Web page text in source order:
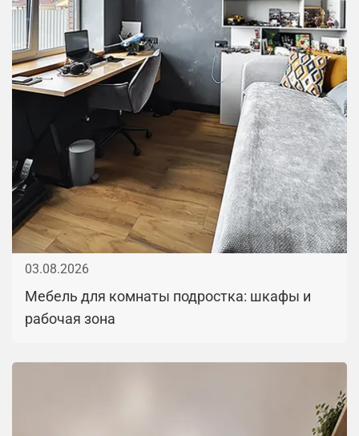
03.08.2026
Мебель для комнаты подростка: шкафы и
рабочая зона